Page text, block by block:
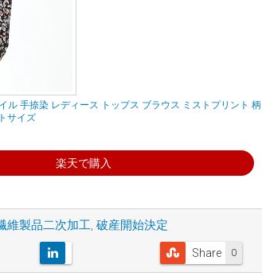
ル 手捺染 レディース トップス ブラウス ミストプリント 柄
サイズ
楽天で購入
維製品二次加工 破産開始決定
0
Share